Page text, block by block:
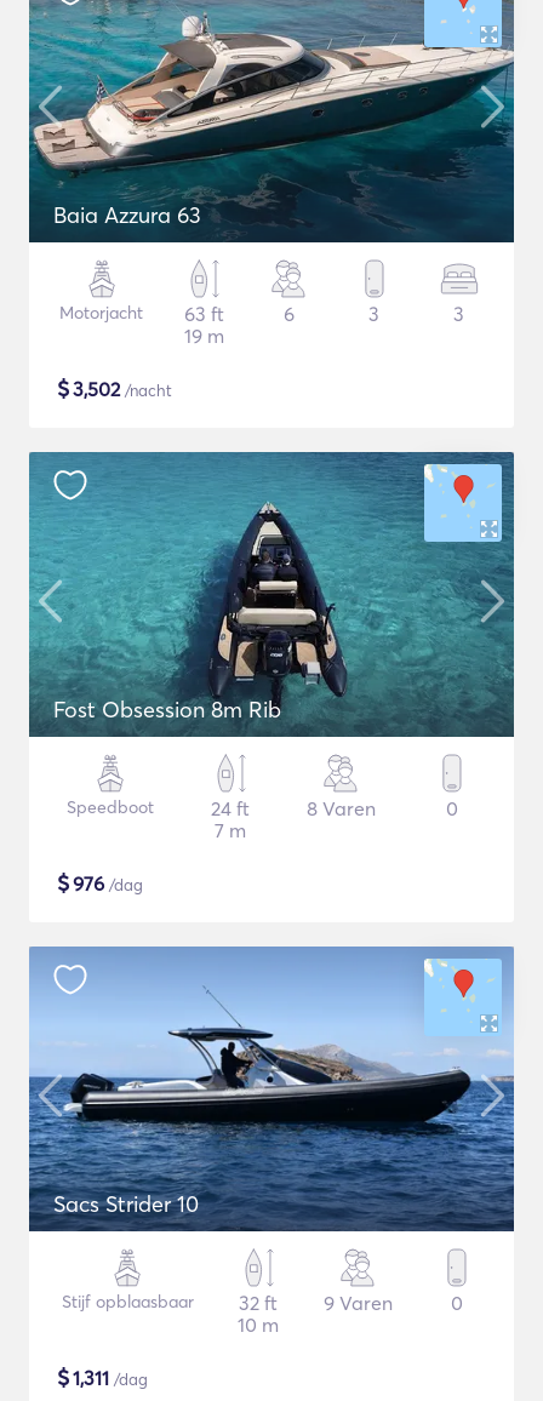
Baia Azzura 63
Motorjacht
63 ft
19 m
6 3 3
$3,502/nacht
Fost Obsession 8m Rib
Speedboot
24 ft
7 m
8 Varen 0
$976 /dag
Sacs Strider 10
Stijf opblaasbaar
32 ft
10 m
9 Varen 0
$1,311 /dag